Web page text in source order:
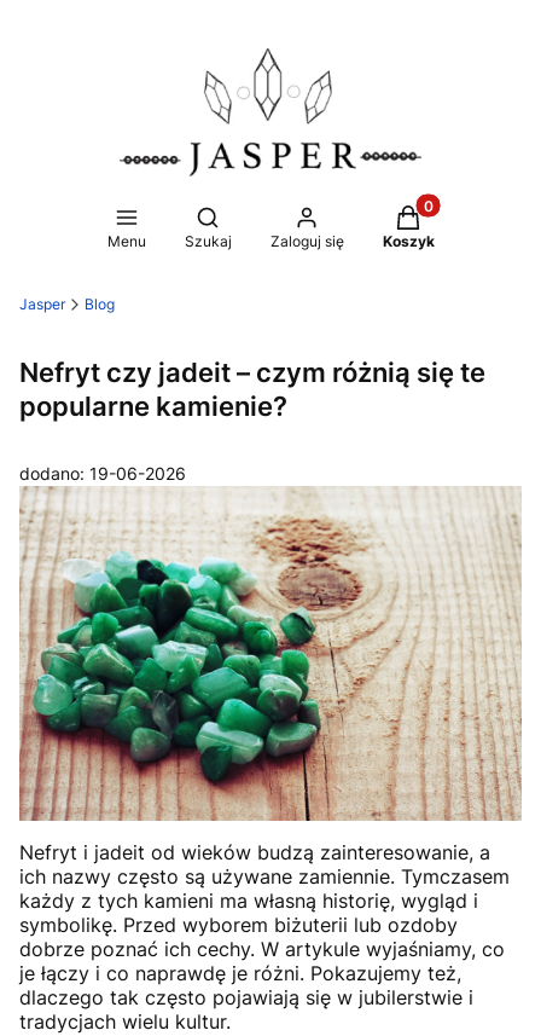
Menu
Otwórz wyszukiwarkę
Szukaj Zaloguj się
Produkty w
Koszyk
Jasper Blog
Nefryt czy jadeit – czym różnią się te
popularne kamienie?
dodano: 19-06-2026
Nefryt i jadeit od wieków budzą zainteresowanie, a
ich nazwy często są używane zamiennie. Tymczasem
każdy z tych kamieni ma własną historię, wygląd i
symbolikę. Przed wyborem biżuterii lub ozdoby
dobrze poznać ich cechy. W artykule wyjaśniamy, co
je łączy i co naprawdę je różni. Pokazujemy też,
dlaczego tak często pojawiają się w jubilerstwie i
tradycjach wielu kultur.